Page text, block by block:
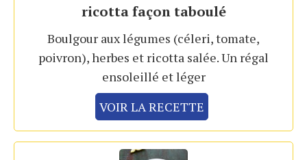
ricotta façon taboulé
Boulgour aux légumes (céleri, tomate,
poivron), herbes et ricotta salée. Un régal
ensoleillé et léger
VOIR LA RECETTE